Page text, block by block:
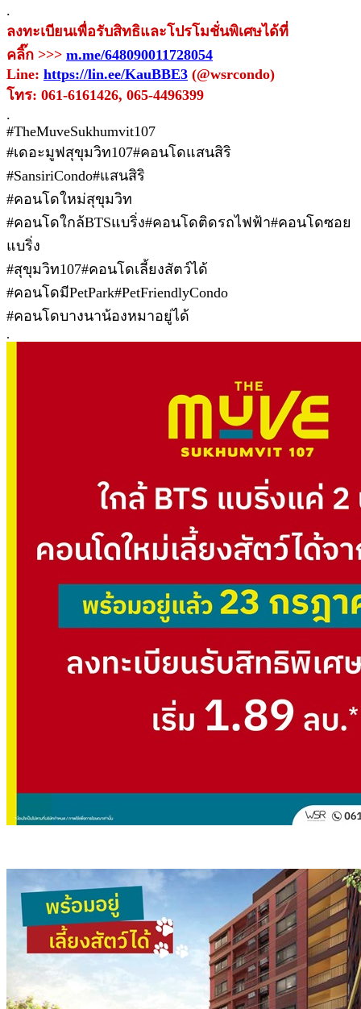
.
ลงทะเบียนเพื่อรับสิทธิและโปรโมชั่นพิเศษได้ที่
คลิ๊ก >>> m.me/648090011728054
Line: https://lin.ee/KauBBE3 (@wsrcondo)
โทร: 061-6161426, 065-4496399
.
#TheMuveSukhumvit107
#เดอะมูฟสุขุมวิท107#คอนโดแสนสิริ
#SansiriCondo#แสนสิริ
#คอนโดใหม่สุขุมวิท
#คอนโดใกล้BTSแบริ่ง#คอนโดติดรถไฟฟ้า#คอนโดซอย
แบริ่ง
#สุขุมวิท107#คอนโดเลี้ยงสัตว์ได้
#คอนโดมีPetPark#PetFriendlyCondo
#คอนโดบางนาน้องหมาอยู่ได้
.